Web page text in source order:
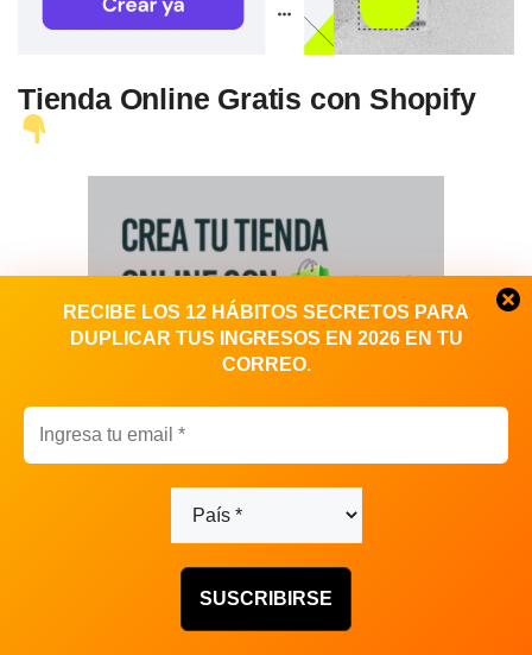
RECIBE LOS 12 HÁBITOS SECRETOS PARA
DUPLICAR TUS INGRESOS EN 2026 EN TU
CORREO.
Tienda Online Gratis con Shopify